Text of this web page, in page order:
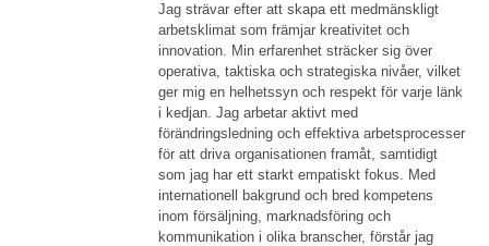
Jag strävar efter att skapa ett medmänskligt
arbetsklimat som främjar kreativitet och
innovation. Min erfarenhet sträcker sig över
operativa, taktiska och strategiska nivåer, vilket
ger mig en helhetssyn och respekt för varje länk
i kedjan. Jag arbetar aktivt med
förändringsledning och effektiva arbetsprocesser
för att driva organisationen framåt, samtidigt
som jag har ett starkt empatiskt fokus. Med
internationell bakgrund och bred kompetens
inom försäljning, marknadsföring och
kommunikation i olika branscher, förstår jag